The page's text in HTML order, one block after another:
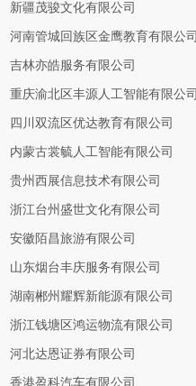
新疆茂骏文化有限公司
河南管城回族区金鹰教育有限公司
吉林亦皓服务有限公司
重庆渝北区丰源人工智能有限公司
四川双流区优达教育有限公司
内蒙古裳毓人工智能有限公司
贵州西展信息技术有限公司
浙江台州盛世文化有限公司
安徽陌昌旅游有限公司
山东烟台丰庆服务有限公司
湖南郴州耀辉新能源有限公司
浙江钱塘区鸿运物流有限公司
河北达恩证券有限公司
香港盈科汽车有限公司